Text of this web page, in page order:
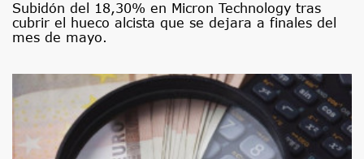
Subidón del 18,30% en Micron Technology tras
cubrir el hueco alcista que se dejara a finales del
mes de mayo.